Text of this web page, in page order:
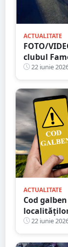
ACTUALITATE
FOTO/
clubul
tânăr de
22 iunie
ACTUALITATE
Cod
22 iunie